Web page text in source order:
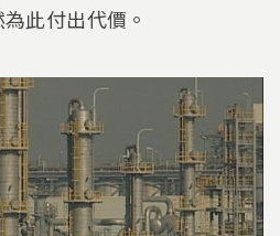
此付出代價。